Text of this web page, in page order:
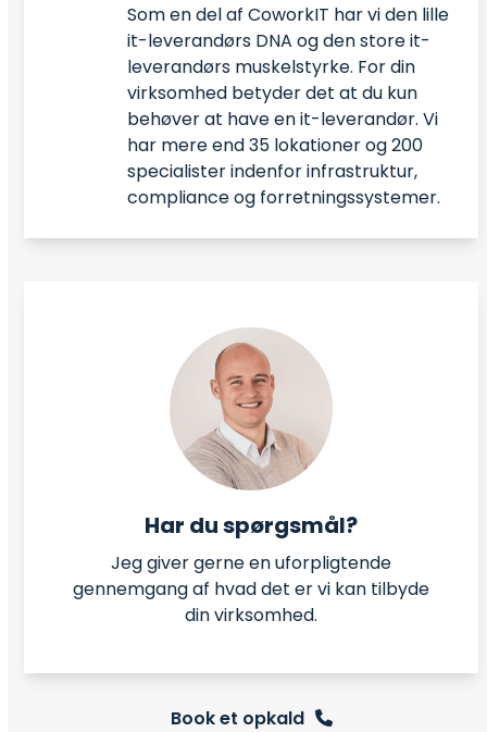
Som en del af CoworkIT har vi den lille
it-leverandørs DNA og den store it-
leverandørs muskelstyrke. For din
virksomhed betyder det at du kun
behøver at have en it-leverandør. Vi
har mere end 35 lokationer og 200
specialister indenfor infrastruktur,
compliance og forretningssystemer.
Har du spørgsmål?
Jeg giver gerne en uforpligtende
gennemgang af hvad det er vi kan tilbyde
din virksomhed.
Book et opkald